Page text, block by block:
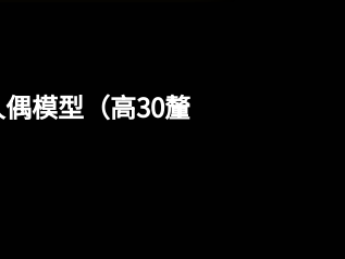
模型（高30釐